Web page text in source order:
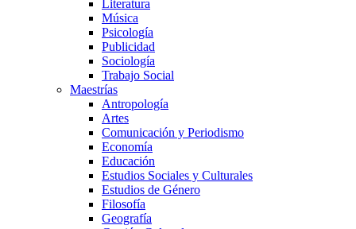
Literatura
Música
Psicología
Publicidad
Sociología
Trabajo Social
Maestrías
Antropología
Artes
Comunicación y Periodismo
Economía
Educación
Estudios Sociales y Culturales
Estudios de Género
Filosofía
Geografía